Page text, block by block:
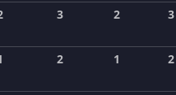
3 2 3
2 1 2